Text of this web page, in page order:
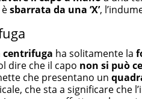
sbarrata da una ‘X’,
centrifuga ha solitamente la
dire che il capo non si può
che presentano un
che sta a significare che